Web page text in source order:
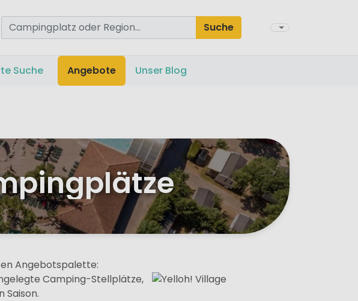
Suche
Suche Angebote Unser Blog
Angebotspalette:
Camping-Stellplätze,